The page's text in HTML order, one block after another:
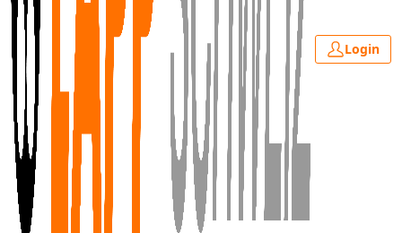
Login